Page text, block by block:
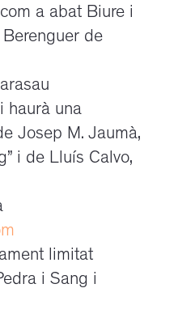
a abat Biure i
de
haurà una
Josep M. Jaumà,
i de Lluís Calvo,
limitat
i Sang i